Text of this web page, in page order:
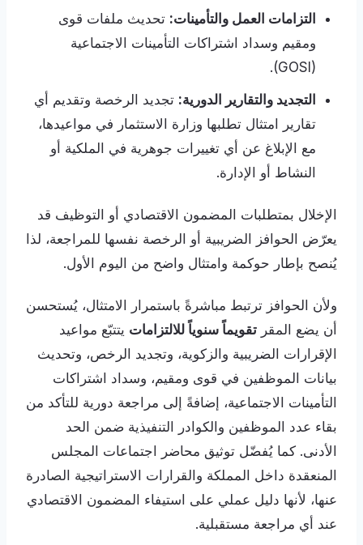
التزامات العمل والتأمينات: تحديث ملفات قوى
ومقيم وسداد اشتراكات التأمينات الاجتماعية
(GOSI).
التجديد والتقارير الدورية: تجديد الرخصة وتقديم أي
تقارير امتثال تطلبها وزارة الاستثمار في مواعيدها،
مع الإبلاغ عن أي تغييرات جوهرية في الملكية أو
النشاط أو الإدارة.
الإخلال بمتطلبات المضمون الاقتصادي أو التوظيف قد
يعرّض الحوافز الضريبية أو الرخصة نفسها للمراجعة، لذا
يُنصح بإطار حوكمة وامتثال واضح من اليوم الأول.
ولأن الحوافز ترتبط مباشرةً باستمرار الامتثال، يُستحسن
أن يضع المقر تقويماً سنوياً للالتزامات يتتبّع مواعيد
الإقرارات الضريبية والزكوية، وتجديد الرخص، وتحديث
بيانات الموظفين في قوى ومقيم، وسداد اشتراكات
التأمينات الاجتماعية، إضافةً إلى مراجعة دورية للتأكد من
بقاء عدد الموظفين والكوادر التنفيذية ضمن الحد
الأدنى. كما يُفضّل توثيق محاضر اجتماعات المجلس
المنعقدة داخل المملكة والقرارات الاستراتيجية الصادرة
عنها، لأنها دليل عملي على استيفاء المضمون الاقتصادي
عند أي مراجعة مستقبلية.